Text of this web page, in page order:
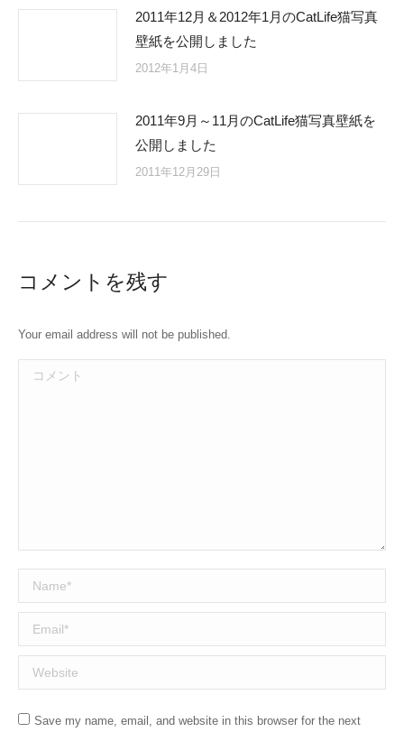
2011年12月＆2012年1月のCatLife猫写真
壁紙を公開しました
2012年1月4日
2011年9月～11月のCatLife猫写真壁紙を
公開しました
2011年12月29日
コメントを残す
Your email address will not be published.
コメント
Name *
Email *
Website
Save my name, email, and website in this browser for the next